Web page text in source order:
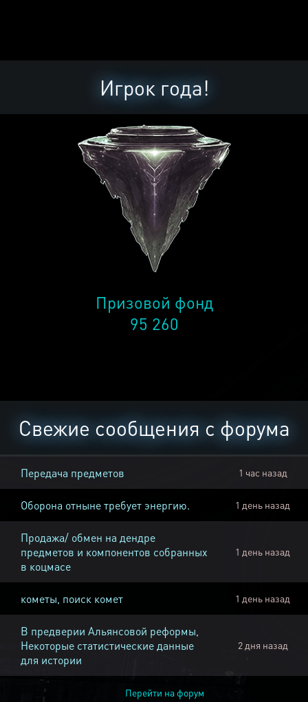
Игрок года!
Призовой фонд
95 260
Свежие сообщения с форума
Передача предметов 1 час назад
Оборона отныне требует энергию. 1 день назад
Продажа/ обмен на дендре
предметов и компонентов собранных
в коцмасе
1 день назад
кометы, поиск комет 1 день назад
В предверии Альянсовой реформы,
Некоторые статистические данные
для истории
2 дня назад
Перейти на форум